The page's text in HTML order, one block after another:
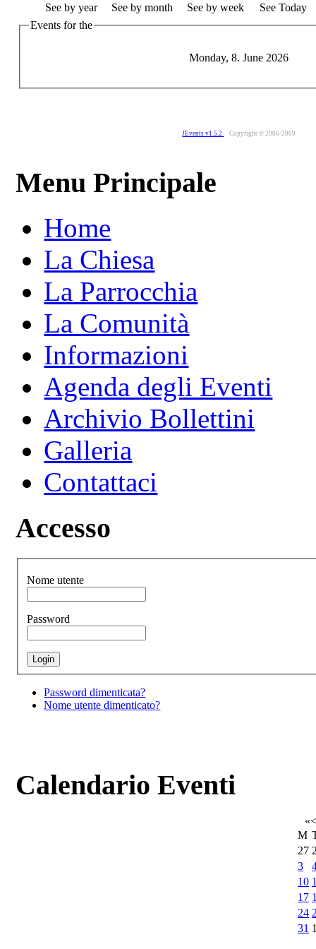
See by year See by month See by week
See Today
Events for the
Monday, 8. June 2026
JEvents v1.5.2 Copyright © 2006-2009
Menu Principale
Home
La Chiesa
La Parrocchia
La Comunità
Informazioni
Agenda degli Eventi
Archivio Bollettini
Galleria
Contattaci
Accesso
Nome utente
Password
Password dimenticata?
Nome utente dimenticato?
Calendario Eventi
«<
M
27
3
10
17
24
31